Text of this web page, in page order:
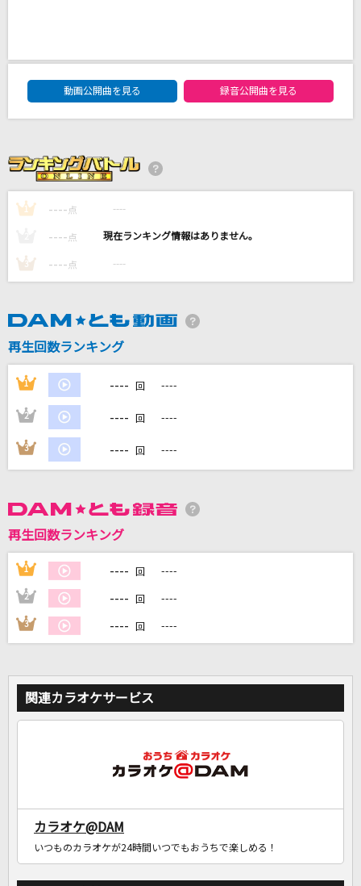
[生音]つぐない
≠ME
有頂天猫
小さな恋のうた
john
カラオケ最新情報をチェック！
DAM★ともボーカルエントリーランキング
動画公開曲を見る
録音公開曲を見る
1 ---- 点 ----
---- 点 ----
3 ---- 点 ----
再生回数ランキング
1 ---- 回 ----
2 ---- 回 ----
3 ---- 回 ----
再生回数ランキング
1 ---- 回 ----
2 ---- 回 ----
3 ---- 回 ----
関連カラオケサービス
カラオケ@DAM
いつものカラオケが24時間いつでもおうちで楽しめる！